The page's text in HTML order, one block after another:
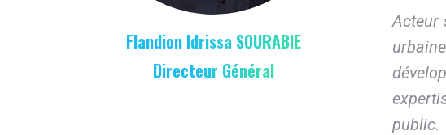
Flandion Idrissa SOURABIE
Directeur Général
Acteur
public.